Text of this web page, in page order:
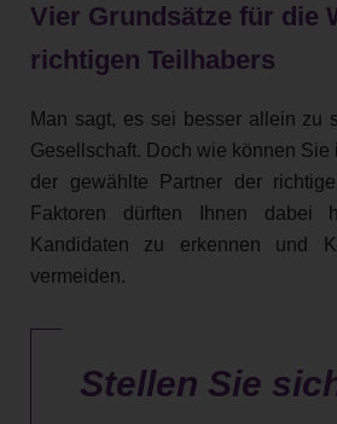
Vier Grundsätze für die
richtigen Teilhabers
Man sagt, es sei besser allein zu
Gesellschaft. Doch wie können Sie
der gewählte Partner der
Faktoren dürften Ihnen dabei
Kandidaten zu erkennen und
vermeiden.
Stellen Sie